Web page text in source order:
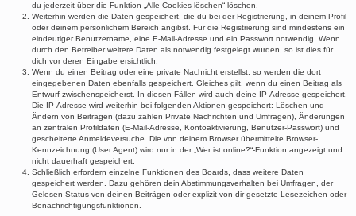
du jederzeit über die Funktion „Alle Cookies löschen“ löschen.
Weiterhin werden die Daten gespeichert, die du bei der Registrierung, in deinem Profil
oder deinem persönlichem Bereich angibst. Für die Registrierung sind mindestens ein
eindeutiger Benutzername, eine E-Mail-Adresse und ein Passwort notwendig. Wenn
durch den Betreiber weitere Daten als notwendig festgelegt wurden, so ist dies für
dich vor deren Eingabe ersichtlich.
Wenn du einen Beitrag oder eine private Nachricht erstellst, so werden die dort
eingegebenen Daten ebenfalls gespeichert. Gleiches gilt, wenn du einen Beitrag als
Entwurf zwischenspeicherst. In diesen Fällen wird auch deine IP-Adresse gespeichert.
Die IP-Adresse wird weiterhin bei folgenden Aktionen gespeichert: Löschen und
Ändern von Beiträgen (dazu zählen Private Nachrichten und Umfragen), Änderungen
an zentralen Profildaten (E-Mail-Adresse, Kontoaktivierung, Benutzer-Passwort) und
gescheiterte Anmeldeversuche. Die von deinem Browser übermittelte Browser-
Kennzeichnung (User Agent) wird nur in der „Wer ist online?“-Funktion angezeigt und
nicht dauerhaft gespeichert.
Schließlich erfordern einzelne Funktionen des Boards, dass weitere Daten
gespeichert werden. Dazu gehören dein Abstimmungsverhalten bei Umfragen, der
Gelesen-Status von deinen Beiträgen oder explizit von dir gesetzte Lesezeichen oder
Benachrichtigungsfunktionen.